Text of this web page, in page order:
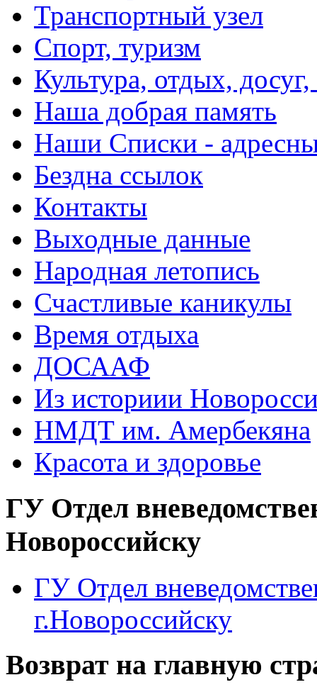
Транспортный узел
Спорт, туризм
Культура, отдых,
Наша добрая память
Наши Списки -
Бездна ссылок
Контакты
Выходные данные
Народная летопись
Счастливые каникулы
Время отдыха
ДОСААФ
Из историии
НМДТ им. Амербекяна
Красота и здоровье
ГУ Отдел
Новороссийску
ГУ Отдел
г.Новороссийску
Возврат на главную